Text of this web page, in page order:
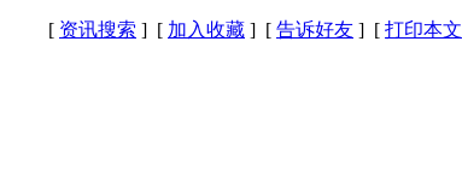
[ 资讯搜索 ] [ 加入收藏 ] [ 告诉好友 ] [ 打印本文